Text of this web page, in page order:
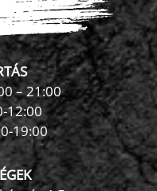
– 21:00
12:00
19:00
FormaZona chatbot ×